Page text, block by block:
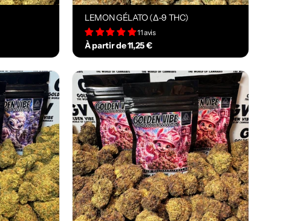
LEMON GÉLATO (Δ-9 THC)
11 avis
À partir de 11,25 €